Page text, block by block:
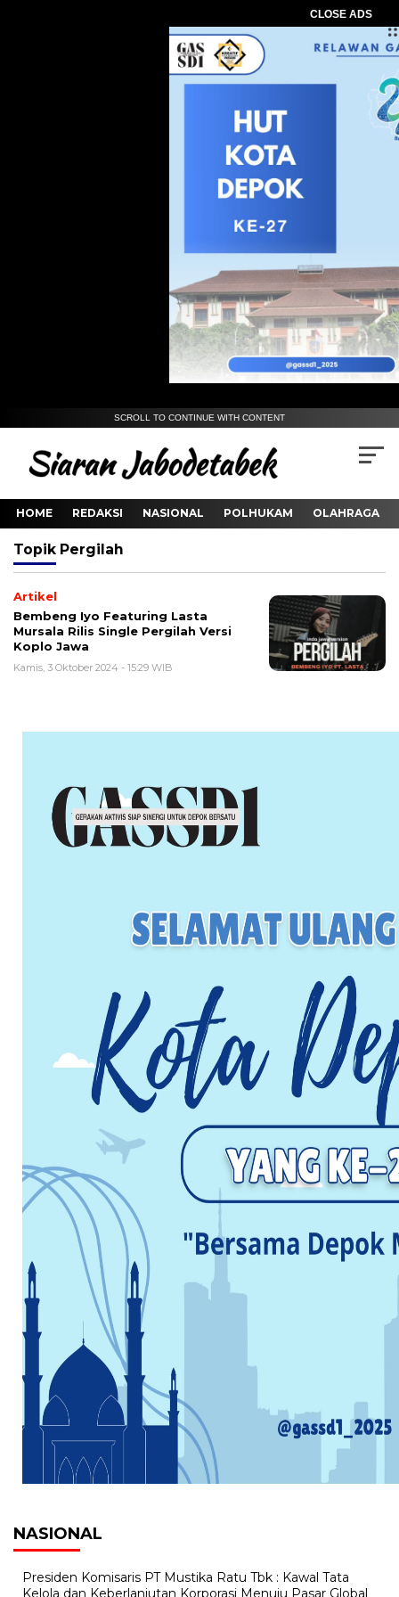
CLOSE ADS
SCROLL TO CONTINUE WITH CONTENT
HOME REDAKSI NASIONAL POLHUKAM OLAHRAGA
Topik Pergilah
Artikel
Bembeng Iyo Featuring Lasta
Mursala Rilis Single Pergilah Versi
Koplo Jawa
Kamis, 3 Oktober 2024 - 15:29 WIB
NASIONAL
Presiden Komisaris PT Mustika Ratu Tbk : Kawal Tata
Kelola dan Keberlanjutan Korporasi Menuju Pasar Global